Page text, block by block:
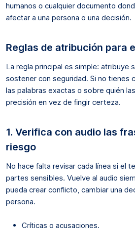
humanos o cualquier documento
afectar a una persona o una decisión.
Reglas de atribución para
La regla principal es simple: atribuye
sostener con seguridad. Si no tienes
las palabras exactas o sobre quién
precisión en vez de fingir certeza.
1. Verifica con audio las
riesgo
No hace falta revisar cada línea si el
partes sensibles. Vuelve al audio
pueda crear conflicto, cambiar una
persona.
Críticas o acusaciones.